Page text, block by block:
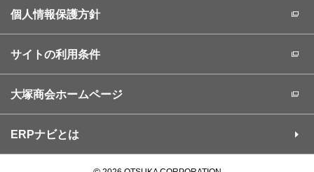
個人情報保護方針
サイトの利用条件
大塚商会ホームページ
ERPナビとは